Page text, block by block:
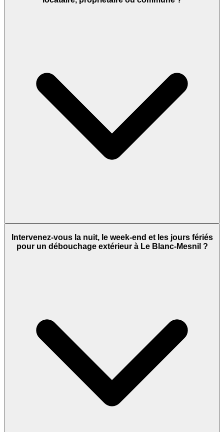
Intervenez-vous la nuit, le week-end et les jours fériés
pour un débouchage extérieur à Le Blanc-Mesnil ?